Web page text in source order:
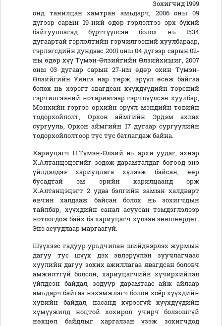
Зохигчид 1999
онд танилцан хамтран амьдарч, 2006 оны 09
дүгээр сарын 19-ний өдөр гэрлэлтээ эрх бүхий
байгууллагад бүртгүүлсэн болох нь 1534
дугаартай гэрлэлтийн гэрчилгээний хуулбараар,
гэрлэгсдийн дундаас 2001 оны 04 дүгээр сарын 02-
ны өдөр хүү Түмэн-Өлзийгийн Өлзийхишиг, 2007
оны 03 дугаар сарын 27-ны өдөр охин Түмэн-
Өлзийгийн Уянга нар төрж, эрүүл өсөж байгаа
болох нь хэрэгт авагдсан хүүхдүүдийн төрсний
гэрчилгээний нотариатаар гэрчлүүлсэн хуулбар,
Мөнхийн гэргээ өрхийн эрүүл мэндийн төвийн
тодорхойлолт, Орхон аймгийн Эрдэм ахлах
сургууль, Орхон аймгийн 17 дугаар сургуулийн
тодорхойлолтоор тус тус батлагдаж байна.
Хариуцагч Н.Түмэн-Өлзий нь архи уудаг, эхнэр
Х.Алтанцэцэгийг зодож дарамталдаг бөгөөд энэ
үйлдэлдээ хариуцлага хүлээж байсан, өөр
бусадтай эм эрийн харилцаанд орж
Х.Алтанцэцэгт 2 удаа бэлгийн замын халдварт
өвчин халдааж байсан болох нь зохигчдын
тайлбар, хүүхдийн санал асуусан тэмдэглэлээр
нотлогдож байх ба хариуцагч хүлээн зөвшөөрдөг.
Энэ асуудлаар маргаагүй.
Шүүхээс гадуур урьдчилан шийдвэрлэх журмын
дагуу тус шүүх дэх эвлэрүүлэн зуучлагчаас
хуулийн дагуу зохих ажиллагаа явагдсан боловч
амжилтгүй болсон, хариуцагчийн хүчирхийлэл
үйлдсэн байдал, зодуур дарамтаас айж айлаар
амьдарч байгаа нэхэмжлэгч болон хоёр хүүхдийн
хувийн байдал, насанд хүрээгүй хүүхдүүдийн
хүмүүжилд ноцтой хохирол учирч болзошгүй
нөхцөл байдлыг харгалзан үзэж зохигчдод